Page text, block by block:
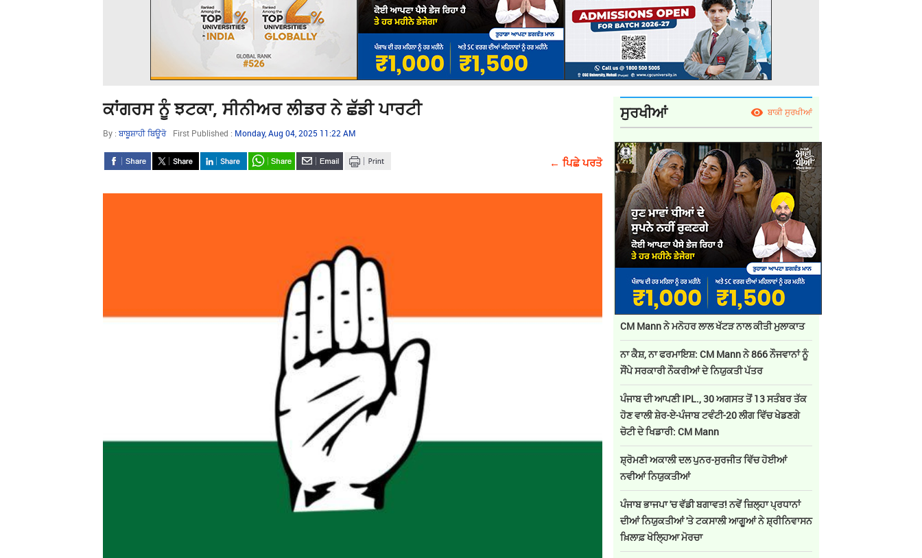
ਕਾਂਗਰਸ ਨੂੰ ਝਟਕਾ, ਸੀਨੀਅਰ ਲੀਡਰ ਨੇ ਛੱਡੀ ਪਾਰਟੀ
By : ਬਾਬੂਸ਼ਾਹੀ ਬਿਊਰੋ First Published : Monday, Aug 04, 2025 11:22 AM
← ਪਿਛੇ ਪਰਤੋ
ਸੁਰਖੀਆਂ ਬਾਕੀ ਸੁਰਖੀਆਂ
CM Mann ਨੇ ਮਨੋਹਰ ਲਾਲ ਖੱਟੜ ਨਾਲ ਕੀਤੀ ਮੁਲਾਕਾਤ
ਨਾ ਕੈਸ਼, ਨਾ ਫਰਮਾਇਸ਼: CM Mann ਨੇ 866 ਨੌਜਵਾਨਾਂ ਨੂੰ
ਸੌਂਪੇ ਸਰਕਾਰੀ ਨੌਕਰੀਆਂ ਦੇ ਨਿਯੁਕਤੀ ਪੱਤਰ
ਪੰਜਾਬ ਦੀ ਆਪਣੀ IPL., 30 ਅਗਸਤ ਤੋਂ 13 ਸਤੰਬਰ ਤੱਕ
ਹੋਣ ਵਾਲੀ ਸ਼ੇਰ-ਏ-ਪੰਜਾਬ ਟਵੰਟੀ-20 ਲੀਗ ਵਿੱਚ ਖੇਡਣਗੇ
ਚੋਟੀ ਦੇ ਖਿਡਾਰੀ: CM Mann
ਸ਼੍ਰੋਮਣੀ ਅਕਾਲੀ ਦਲ ਪੁਨਰ-ਸੁਰਜੀਤ ਵਿੱਚ ਹੋਈਆਂ
ਨਵੀਆਂ ਨਿਯੁਕਤੀਆਂ
ਪੰਜਾਬ ਭਾਜਪਾ 'ਚ ਵੱਡੀ ਬਗਾਵਤ! ਨਵੇਂ ਜ਼ਿਲ੍ਹਾ ਪ੍ਰਧਾਨਾਂ
ਦੀਆਂ ਨਿਯੁਕਤੀਆਂ 'ਤੇ ਟਕਸਾਲੀ ਆਗੂਆਂ ਨੇ ਸ਼੍ਰੀਨਿਵਾਸਨ
ਖ਼ਿਲਾਫ਼ ਖੋਲ੍ਹਿਆ ਮੋਰਚਾ